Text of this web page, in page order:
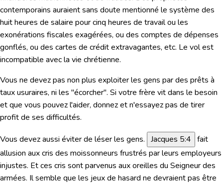
contemporains auraient sans doute mentionné le système des
huit heures de salaire pour cinq heures de travail ou les
exonérations fiscales exagérées, ou des comptes de dépenses
gonflés, ou des cartes de crédit extravagantes, etc. Le vol est
incompatible avec la vie chrétienne.
Vous ne devez pas non plus exploiter les gens par des prêts à
taux usuraires, ni les "écorcher". Si votre frère vit dans le besoin
et que vous pouvez l'aider, donnez et n'essayez pas de tirer
profit de ses difficultés.
Vous devez aussi éviter de léser les gens. Jacques 5:4 fait
allusion aux cris des moissonneurs frustrés par leurs employeurs
injustes. Et ces cris sont parvenus aux oreilles du Seigneur des
armées. Il semble que les jeux de hasard ne devraient pas être